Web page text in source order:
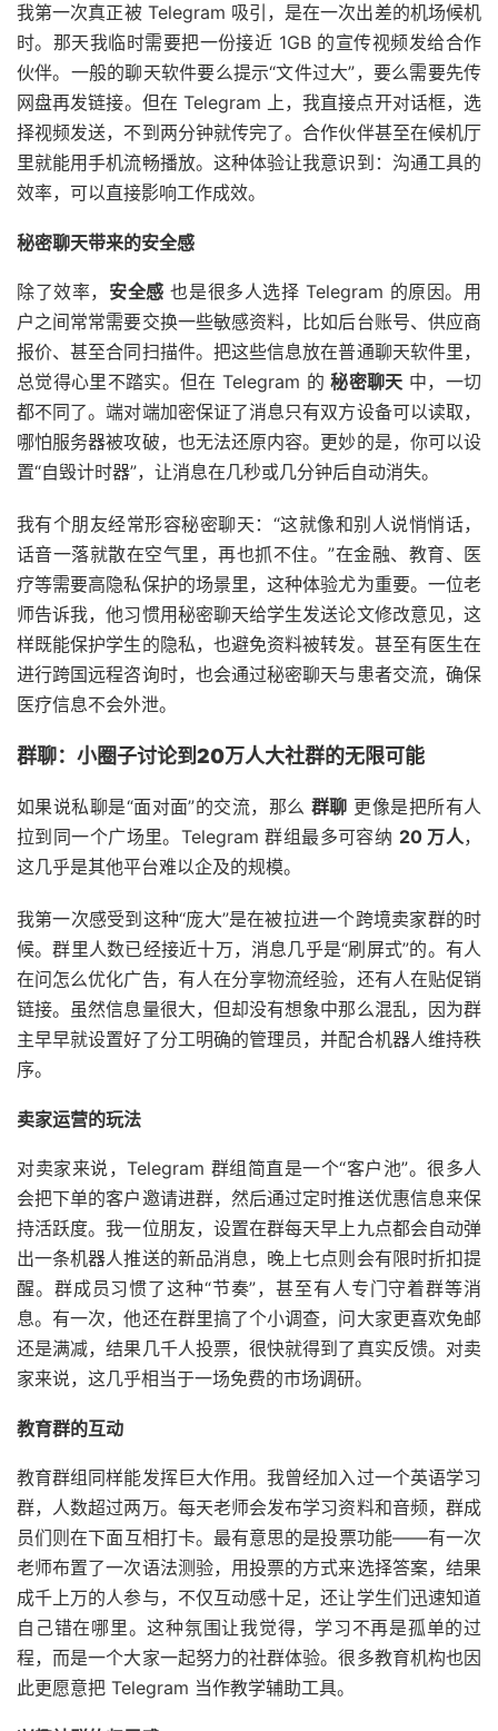
我第一次真正被 Telegram 吸引，是在一次出差的机场候机
时。那天我临时需要把一份接近 1GB 的宣传视频发给合作
伙伴。一般的聊天软件要么提示“文件过大”，要么需要先传
网盘再发链接。但在 Telegram 上，我直接点开对话框，选
择视频发送，不到两分钟就传完了。合作伙伴甚至在候机厅
里就能用手机流畅播放。这种体验让我意识到：沟通工具的
效率，可以直接影响工作成效。
秘密聊天带来的安全感
除了效率， 安全感 也是很多人选择 Telegram 的原因。用
户之间常常需要交换一些敏感资料，比如后台账号、供应商
报价、甚至合同扫描件。把这些信息放在普通聊天软件里，
总觉得心里不踏实。但在 Telegram 的秘密聊天 中，一切
都不同了。端对端加密保证了消息只有双方设备可以读取，
哪怕服务器被攻破，也无法还原内容。更妙的是，你可以设
置“自毁计时器”，让消息在几秒或几分钟后自动消失。
我有个朋友经常形容秘密聊天：“这就像和别人说悄悄话，
话音一落就散在空气里，再也抓不住。”在金融、教育、医
疗等需要高隐私保护的场景里，这种体验尤为重要。一位老
师告诉我，他习惯用秘密聊天给学生发送论文修改意见，这
样既能保护学生的隐私，也避免资料被转发。甚至有医生在
进行跨国远程咨询时，也会通过秘密聊天与患者交流，确保
医疗信息不会外泄。
群聊：小圈子讨论到20万人大社群的无限可能
如果说私聊是“面对面”的交流，那么 群聊 更像是把所有人
拉到同一个广场里。Telegram 群组最多可容纳 20 万人，
这几乎是其他平台难以企及的规模。
我第一次感受到这种“庞大”是在被拉进一个跨境卖家群的时
候。群里人数已经接近十万，消息几乎是“刷屏式”的。有人
在问怎么优化广告，有人在分享物流经验，还有人在贴促销
链接。虽然信息量很大，但却没有想象中那么混乱，因为群
主早早就设置好了分工明确的管理员，并配合机器人维持秩
序。
卖家运营的玩法
对卖家来说，Telegram 群组简直是一个“客户池”。很多人
会把下单的客户邀请进群，然后通过定时推送优惠信息来保
持活跃度。我一位朋友，设置在群每天早上九点都会自动弹
出一条机器人推送的新品消息，晚上七点则会有限时折扣提
醒。群成员习惯了这种“节奏”，甚至有人专门守着群等消
息。有一次，他还在群里搞了个小调查，问大家更喜欢免邮
还是满减，结果几千人投票，很快就得到了真实反馈。对卖
家来说，这几乎相当于一场免费的市场调研。
教育群的互动
教育群组同样能发挥巨大作用。我曾经加入过一个英语学习
群，人数超过两万。每天老师会发布学习资料和音频，群成
员们则在下面互相打卡。最有意思的是投票功能——有一次
老师布置了一次语法测验，用投票的方式来选择答案，结果
成千上万的人参与，不仅互动感十足，还让学生们迅速知道
自己错在哪里。这种氛围让我觉得，学习不再是孤单的过
程，而是一个大家一起努力的社群体验。很多教育机构也因
此更愿意把 Telegram 当作教学辅助工具。